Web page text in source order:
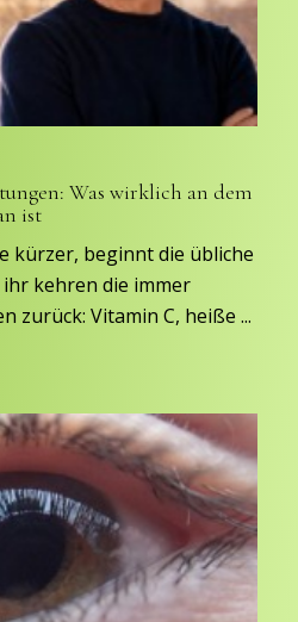
Was wirklich an dem
ist
kürzer, beginnt die übliche
kehren die immer
zurück: Vitamin C, heiße ...